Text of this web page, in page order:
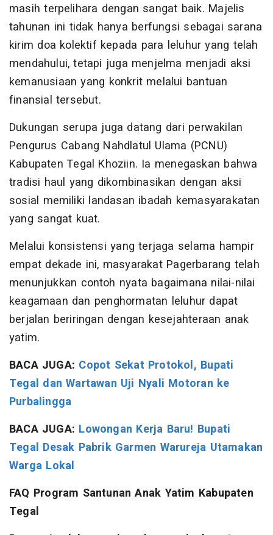
masih terpelihara dengan sangat baik. Majelis
tahunan ini tidak hanya berfungsi sebagai sarana
kirim doa kolektif kepada para leluhur yang telah
mendahului, tetapi juga menjelma menjadi aksi
kemanusiaan yang konkrit melalui bantuan
finansial tersebut.
Dukungan serupa juga datang dari perwakilan
Pengurus Cabang Nahdlatul Ulama (PCNU)
Kabupaten Tegal Khoziin. Ia menegaskan bahwa
tradisi haul yang dikombinasikan dengan aksi
sosial memiliki landasan ibadah kemasyarakatan
yang sangat kuat.
Melalui konsistensi yang terjaga selama hampir
empat dekade ini, masyarakat Pagerbarang telah
menunjukkan contoh nyata bagaimana nilai-nilai
keagamaan dan penghormatan leluhur dapat
berjalan beriringan dengan kesejahteraan anak
yatim.
BACA JUGA: Copot Sekat Protokol, Bupati
Tegal dan Wartawan Uji Nyali Motoran ke
Purbalingga
BACA JUGA: Lowongan Kerja Baru! Bupati
Tegal Desak Pabrik Garmen Warureja Utamakan
Warga Lokal
FAQ Program Santunan Anak Yatim Kabupaten
Tegal